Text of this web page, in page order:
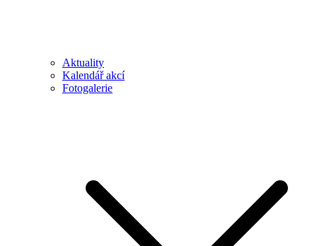
Aktuality
Kalendář akcí
Fotogalerie